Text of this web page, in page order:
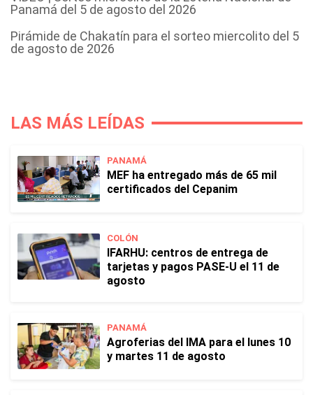
Panamá del 5 de agosto del 2026
Pirámide de Chakatín para el sorteo miercolito del 5
de agosto de 2026
LAS MÁS LEÍDAS
PANAMÁ
MEF ha entregado más de 65 mil
certificados del Cepanim
COLÓN
IFARHU: centros de entrega de
tarjetas y pagos PASE-U el 11 de
agosto
PANAMÁ
Agroferias del IMA para el lunes 10
y martes 11 de agosto